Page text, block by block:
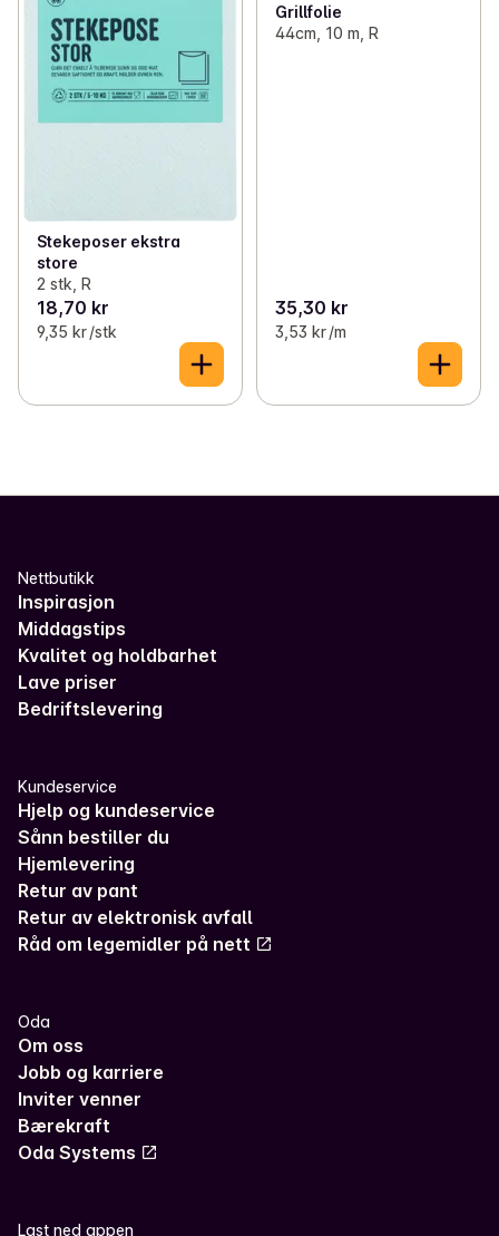
Stekeposer ekstra
store
2 stk, R
18,70 kr
9,35 kr /stk
Grillfolie
44cm, 10 m, R
35,30 kr
3,53 kr /m
Nettbutikk
Inspirasjon
Middagstips
Kvalitet og holdbarhet
Lave priser
Bedriftslevering
Kundeservice
Hjelp og kundeservice
Sånn bestiller du
Hjemlevering
Retur av pant
Retur av elektronisk avfall
Råd om legemidler på nett
Oda
Om oss
Jobb og karriere
Inviter venner
Bærekraft
Oda Systems
Last ned appen